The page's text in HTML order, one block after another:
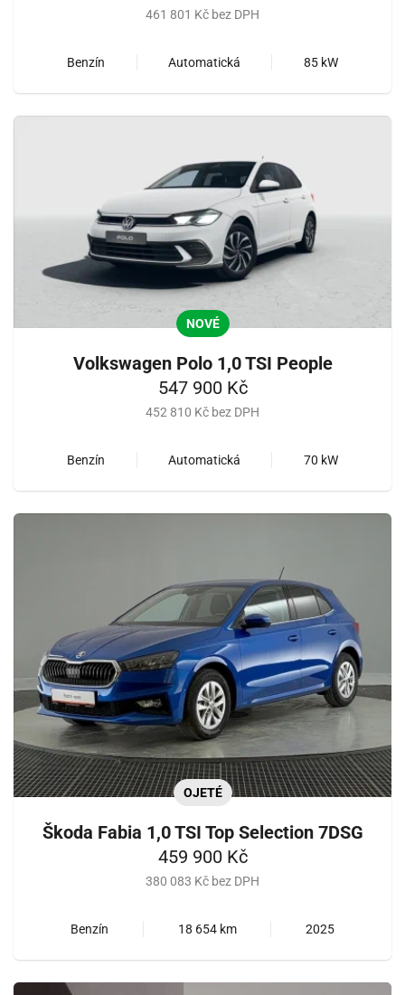
461 801 Kč bez DPH
Benzín Automatická 85 kW
NOVÉ
Volkswagen Polo 1,0 TSI People
547 900 Kč
452 810 Kč bez DPH
Benzín Automatická 70 kW
OJETÉ
Škoda Fabia 1,0 TSI Top Selection 7DSG
459 900 Kč
380 083 Kč bez DPH
Benzín 18 654 km 2025